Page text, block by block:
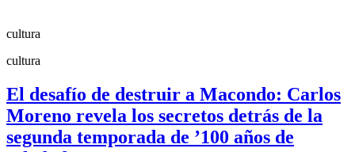
cultura
cultura
El desafío de destruir a Macondo: Carlos
Moreno revela los secretos detrás de la
segunda temporada de ’100 años de